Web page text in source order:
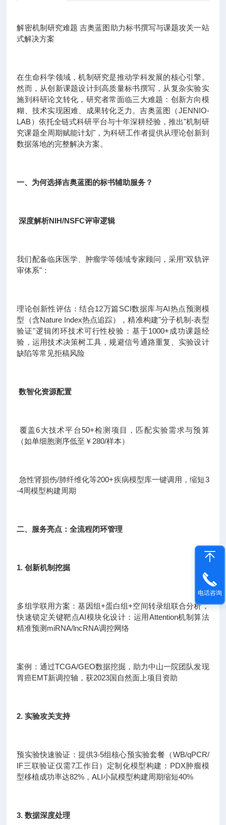
解密机制研究难题 吉奥蓝图助力标书撰写与课题攻关一站
式解决方案
在生命科学领域，机制研究是推动学科发展的核心引擎。
然而，从创新课题设计到高质量标书撰写，从复杂实验实
施到科研论文转化，研究者常面临三大难题：创新方向模
糊、技术实现困难、成果转化乏力。吉奥蓝图（JENNIO-
LAB）依托全链式科研平台与十年深耕经验，推出"机制研
究课题全周期赋能计划"，为科研工作者提供从理论创新到
数据落地的完整解决方案。
一、为何选择吉奥蓝图的标书辅助服务？
深度解析NIH/NSFC评审逻辑
我们配备临床医学、肿瘤学等领域专家顾问，采用"双轨评
审体系"：
理论创新性评估：结合12万篇SCI数据库与AI热点预测模
型（含Nature Index热点追踪），精准构建"分子机制-表型
验证"逻辑闭环技术可行性校验：基于1000+成功课题经
验，运用技术决策树工具，规避信号通路重复、实验设计
缺陷等常见拒稿风险
数智化资源配置
覆盖6大技术平台50+检测项目，匹配实验需求与预算
（如单细胞测序低至￥280/样本）
急性肾损伤/肺纤维化等200+疾病模型库一键调用，缩短3
-4周模型构建周期
二、服务亮点：全流程闭环管理
1. 创新机制挖掘
多组学联用方案：基因组+蛋白组+空间转录组联合分析，
快速锁定关键靶点AI模块化设计：运用Attention机制算法
精准预测miRNA/lncRNA调控网络
案例：通过TCGA/GEO数据挖掘，助力中山一院团队发现
胃癌EMT新调控轴，获2023国自然面上项目资助
2. 实验攻关支持
预实验快速验证：提供3-5组核心预实验套餐（WB/qPCR/
IF三联验证仅需7工作日）定制化模型构建：PDX肿瘤模
型移植成功率达82%，ALI小鼠模型构建周期缩短40%
3. 数据深度处理
电话咨询